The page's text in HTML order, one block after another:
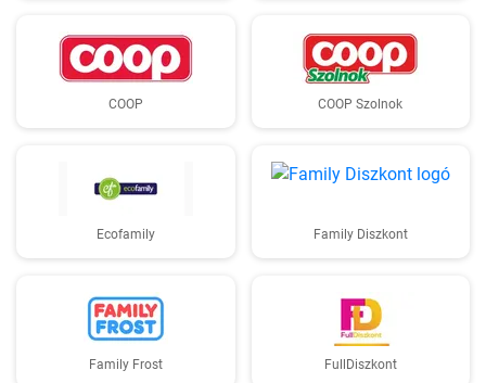
COOP COOP Szolnok
Ecofamily Family Diszkont
Family Frost FullDiszkont